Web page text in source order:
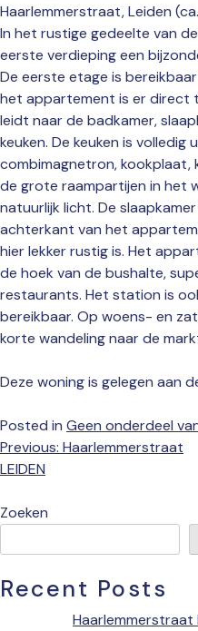
Haarlemmerstraat, Leiden
In het rustige gedeelte van
eerste verdieping een
De eerste etage is
het appartement is er direct
leidt naar de badkamer,
keuken. De keuken is
combimagnetron, kookplaat,
de grote raampartijen in het
natuurlijk licht. De
achterkant van het
hier lekker rustig is. Het
de hoek van de bushalte,
restaurants. Het station is
bereikbaar. Op woens- en
korte wandeling naar de
Deze woning is gelegen aan
Posted in Geen onderdeel
Bericht
navigatie
Previous: Haarlemmerstraat
LEIDEN
Zoeken
Recent Posts
Haarlemmerstraat